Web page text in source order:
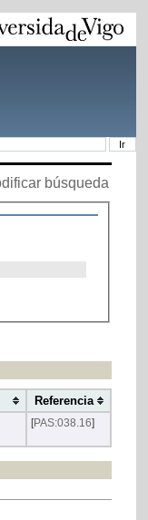
búsqueda
Referencia
[PAS:038.16]